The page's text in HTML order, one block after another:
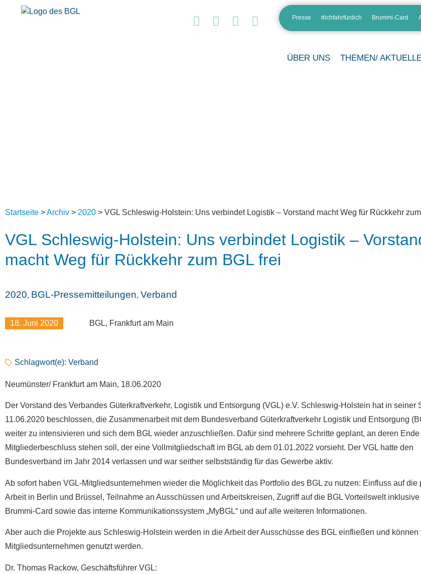
Presse #ichfahrfürdich Brummi-Card
ÜBER UNS THEMEN/
Startseite >Archiv > 2020 > VGL Schleswig-Holstein: Uns verbindet Logistik – Vorstand macht Weg für Rückkehr
VGL Schleswig-Holstein: Uns verbindet Logistik –
macht Weg für Rückkehr zum BGL frei
2020, BGL-Pressemitteilungen, Verband
18. Juni 2020 BGL, Frankfurt am Main
Schlagwort(e): Verband
Neumünster/ Frankfurt am Main, 18.06.2020
Der Vorstand des Verbandes Güterkraftverkehr, Logistik und Entsorgung (VGL) e.V. Schleswig-Holstein hat in seiner
11.06.2020 beschlossen, die Zusammenarbeit mit dem Bundesverband Güterkraftverkehr Logistik und Entsorgung
weiter zu intensivieren und sich dem BGL wieder anzuschließen. Dafür sind mehrere Schritte geplant, an deren Ende
Mitgliederbeschluss stehen soll, der eine Vollmitgliedschaft im BGL ab dem 01.01.2022 vorsieht. Der VGL hatte den
Bundesverband im Jahr 2014 verlassen und war seither selbstständig für das Gewerbe aktiv.
Ab sofort haben VGL-Mitgliedsunternehmen wieder die Möglichkeit das Portfolio des BGL zu nutzen: Einfluss auf die
Arbeit in Berlin und Brüssel, Teilnahme an Ausschüssen und Arbeitskreisen, Zugriff auf die BGL Vorteilswelt
Brummi-Card sowie das interne Kommunikationssystem „MyBGL“ und auf alle weiteren Informationen.
Aber auch die Projekte aus Schleswig-Holstein werden in die Arbeit der Ausschüsse des BGL einfließen und können
Mitgliedsunternehmen genutzt werden.
Dr. Thomas Rackow, Geschäftsführer VGL: